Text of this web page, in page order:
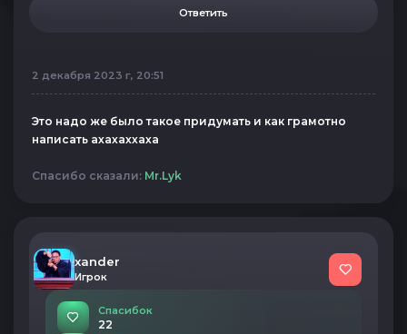
Ответить
2 декабря 2023 г, 20:51
Это надо же было такое придумать и как грамотно
написать ахахаххаха
Спасибо сказали: Mr.Lyk
xander
Игрок
Спасибок
22